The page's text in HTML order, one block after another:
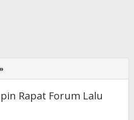
»
Mor
RapatRapat Forum Lalu